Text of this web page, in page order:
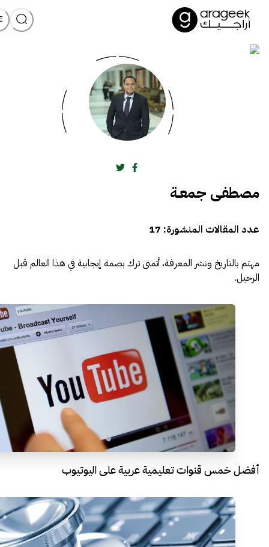
مصطفـى جمعــة
عدد المقالات المنشورة: 17
مهتم بالتاريخ ونشر المعرفة، أتمنى ترك بصمة إيجابية في هذا العالم قبل
الرحيل.
أفضل خمس قنوات تعليمية عربية على اليوتيوب